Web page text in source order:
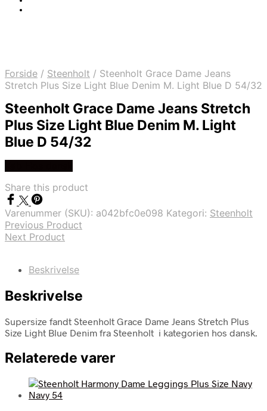
Forside / Steenholt / Steenholt Grace Dame Jeans
Stretch Plus Size Light Blue Denim M. Light Blue D 54/32
Steenholt Grace Dame Jeans Stretch
Plus Size Light Blue Denim M. Light
Blue D 54/32
Share this product
Varenummer (SKU): a042bfc0e098 Kategori: Steenholt
Previous Product
Next Product
Beskrivelse
Beskrivelse
Supersize fandt Steenholt Grace Dame Jeans Stretch Plus
Size Light Blue Denim fra Steenholt i kategorien hos dansk.
Relaterede varer